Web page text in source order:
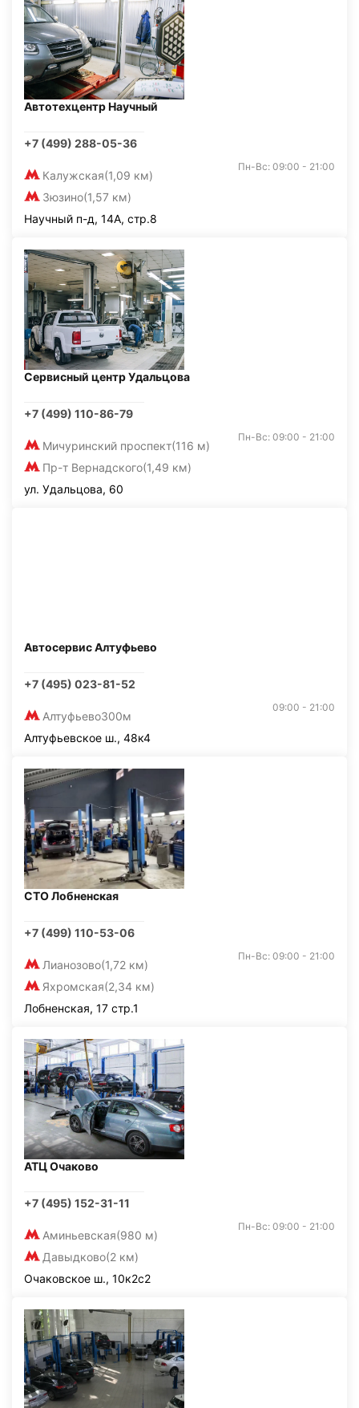
Автотехцентр Научный
+7 (499) 288-05-36
Калужская(1,09 км)
Зюзино(1,57 км)
Пн-Вс: 09:00 - 21:00
Научный п-д, 14А, стр.8
Сервисный центр Удальцова
+7 (499) 110-86-79
Мичуринский проспект(116 м)
Пр-т Вернадского(1,49 км)
Пн-Вс: 09:00 - 21:00
ул. Удальцова, 60
Автосервис Алтуфьево
+7 (495) 023-81-52
Алтуфьево300м
09:00 - 21:00
Алтуфьевское ш., 48к4
СТО Лобненская
+7 (499) 110-53-06
Лианозово(1,72 км)
Яхромская(2,34 км)
Пн-Вс: 09:00 - 21:00
Лобненская, 17 стр.1
АТЦ Очаково
+7 (495) 152-31-11
Аминьевская(980 м)
Давыдково(2 км)
Пн-Вс: 09:00 - 21:00
Очаковское ш., 10к2с2